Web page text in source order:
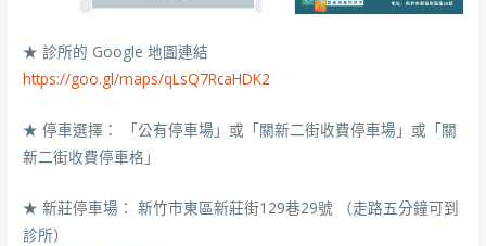
★ 診所的 Google 地圖連結
https://goo.gl/maps/qLsQ7RcaHDK2
★ 停車選擇： 「公有停車場」或「關新二街收費停車場」或「關
新二街收費停車格」
★ 新莊停車場： 新竹市東區新莊街129巷29號 （走路五分鐘可到
診所）